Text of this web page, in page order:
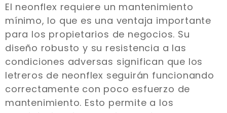
El neonflex requiere un mantenimiento
mínimo, lo que es una ventaja importante
para los propietarios de negocios. Su
diseño robusto y su resistencia a las
condiciones adversas significan que los
letreros de neonflex seguirán funcionando
correctamente con poco esfuerzo de
mantenimiento. Esto permite a los